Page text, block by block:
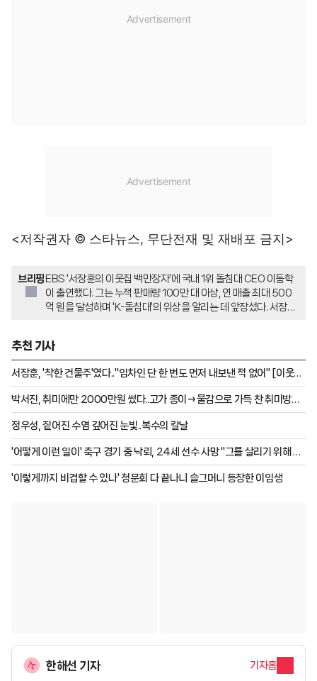
<저작권자 © 스타뉴스, 무단전재 및 재배포 금지>
브리핑 EBS '서장훈의 이웃집 백만장자'에 국내 1위 돌침대 CEO 이동학
이 출연했다. 그는 누적 판매량 100만 대 이상, 연 매출 최대 500
억 원을 달성하며 'K-돌침대'의 위상을 알리는 데 앞장섰다. 서장훈
추천 기사
서장훈, '착한 건물주'였다.."임차인 단 한 번도 먼저 내보낸 적 없어" [이웃집
백만장자]
박서진, 취미에만 2000만원 썼다..고가 종이→물감으로 가득 찬 취미방
[살림남]
정우성, 짙어진 수염 깊어진 눈빛..복수의 칼날
'어떻게 이런 일이' 축구 경기 중 낙뢰, 24세 선수 사망 "그를 살리기 위해 노
력했지만..."
'이렇게까지 비겁할 수 있나' 청문회 다 끝나니 슬그머니 등장한 이임생
한해선 기자 기자홈